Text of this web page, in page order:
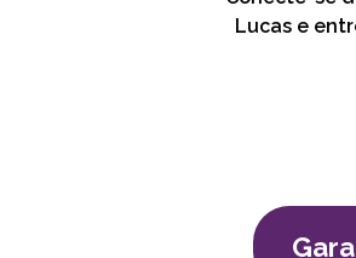
Lucas e